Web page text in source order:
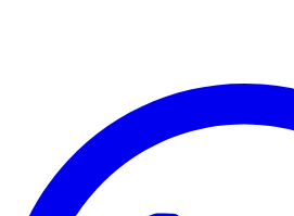
Wir verwenden Cookies, um Ihre
Website-Traffic zu analysieren und für
können wählen, welche Cookies Sie
Alle ablehnen Anpassen